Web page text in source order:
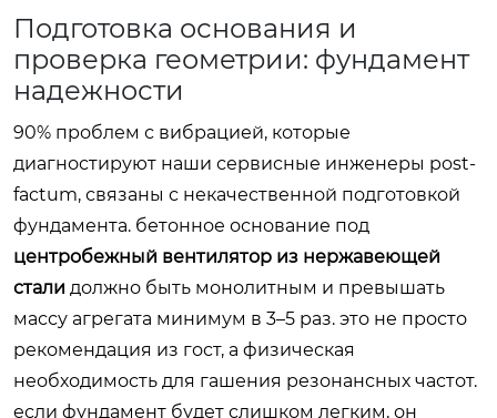
Подготовка основания и
проверка геометрии: фундамент
надежности
90% проблем с вибрацией, которые
диагностируют наши сервисные инженеры post-
factum, связаны с некачественной подготовкой
фундамента. бетонное основание под
центробежный вентилятор из нержавеющей
стали должно быть монолитным и превышать
массу агрегата минимум в 3–5 раз. это не просто
рекомендация из гост, а физическая
необходимость для гашения резонансных частот.
если фундамент будет слишком легким, он